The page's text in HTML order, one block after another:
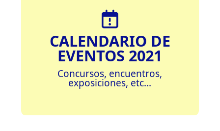
CALENDARIO DE
EVENTOS 2021
Concursos, encuentros,
exposiciones, etc...